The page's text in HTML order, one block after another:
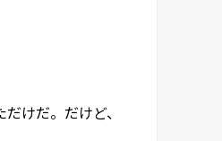
けだ。だけど、